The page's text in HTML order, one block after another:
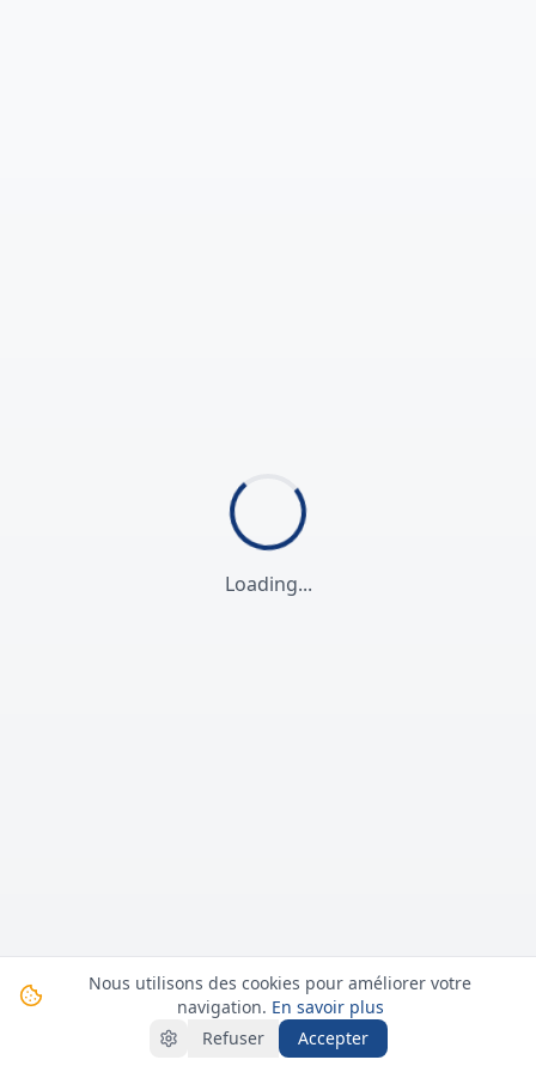
Loading...
Nous utilisons des cookies pour améliorer votre
navigation. En savoir plus
Refuser
Accepter